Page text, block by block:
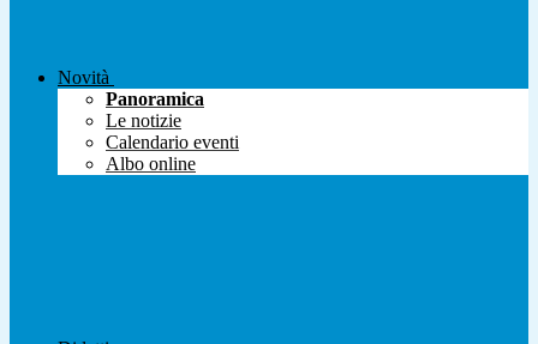
Novità
Panoramica
Le notizie
Calendario eventi
Albo online